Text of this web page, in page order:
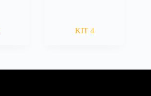
KIT 4